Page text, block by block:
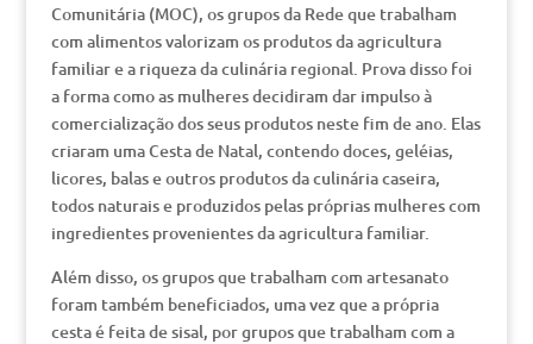
Comunitária (MOC), os grupos da Rede que trabalham
com alimentos valorizam os produtos da agricultura
familiar e a riqueza da culinária regional. Prova disso foi
a forma como as mulheres decidiram dar impulso à
comercialização dos seus produtos neste fim de ano. Elas
criaram uma Cesta de Natal, contendo doces, geléias,
licores, balas e outros produtos da culinária caseira,
todos naturais e produzidos pelas próprias mulheres com
ingredientes provenientes da agricultura familiar.
Além disso, os grupos que trabalham com artesanato
foram também beneficiados, uma vez que a própria
cesta é feita de sisal, por grupos que trabalham com a